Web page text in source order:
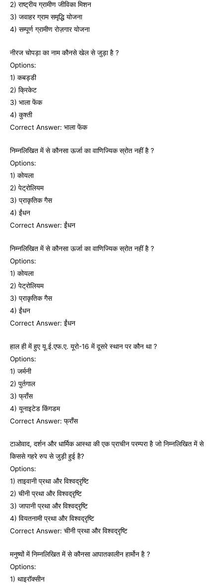
2) राष्‍ट्रीय ग्रामीण जीविका मिशन
3) जवाहर ग्राम समृद्धि योजना
4) सम्‍पूर्ण ग्रामीण रोज़गार योजना
नीरज चोपड़ा का नाम कौनसे खेल से जुड़ा है ?
Options:
1) कबड्डी
2) क्रिकेट
3) भाला फेंक
4) कुश्‍ती
Correct Answer: भाला फेंक
निम्‍नलिखित में से कौनसा ऊर्जा का वाणिज्यिक स्रोत नहीं है ?
Options:
1) कोयला
2) पेट्रोलियम
3) प्राकृतिक गैस
4) ईंधन
Correct Answer: ईंधन
निम्‍नलिखित में से कौनसा ऊर्जा का वाणिज्यिक स्रोत नहीं है ?
Options:
1) कोयला
2) पेट्रोलियम
3) प्राकृतिक गैस
4) ईंधन
Correct Answer: ईंधन
हाल ही में हुए यू.ई.एफ.ए. यूरो-16 में दूसरे स्‍थान पर कौन था ?
Options:
1) जर्मनी
2) पुर्तगाल
3) फ्राँस
4) यूनाइटेड किंगडम
Correct Answer: फ्राँस
टाओवाद, दर्शन और धार्मिक आस्‍था की एक प्राचीन परम्‍परा है जो निम्‍नलिखित में से
किससे गहरे रुप से जुड़ी हुई है?
Options:
1) ताइवानी प्रथा और विश्‍वद्रृष्टि
2) चीनी प्रथा और विश्‍वद्रृष्टि
3) जापानी प्रथा और विश्‍वद्रृष्टि
4) वियतनामी प्रथा और विश्‍वद्रृष्टि
Correct Answer: चीनी प्रथा और विश्‍वद्रृष्टि
मनुष्‍यों में निम्‍नलिखित में से कौनसा आपातकालीन हार्मोन है ?
Options:
1) थाइरॉक्‍सीन